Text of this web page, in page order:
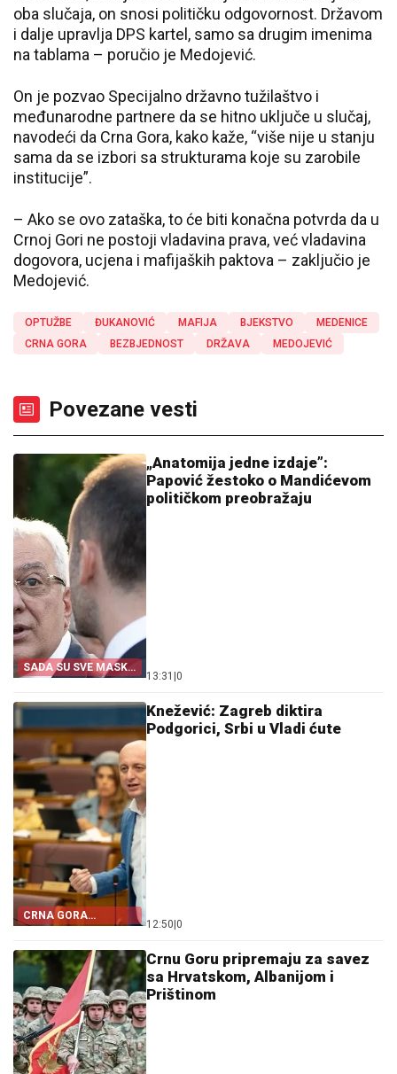
oba slučaja, on snosi političku odgovornost. Državom
i dalje upravlja DPS kartel, samo sa drugim imenima
na tablama – poručio je Medojević.
On je pozvao Specijalno državno tužilaštvo i
međunarodne partnere da se hitno uključe u slučaj,
navodeći da Crna Gora, kako kaže, “više nije u stanju
sama da se izbori sa strukturama koje su zarobile
institucije”.
– Ako se ovo zataška, to će biti konačna potvrda da u
Crnoj Gori ne postoji vladavina prava, već vladavina
dogovora, ucjena i mafijaških paktova – zaključio je
Medojević.
OPTUŽBE ĐUKANOVIĆ MAFIJA BJEKSTVO
MEDENICE
CRNA GORA
BEZBJEDNOST DRŽAVA MEDOJEVIĆ
Povezane vesti
SADA SU SVE MASKE
PALE
„Anatomija jedne izdaje”:
Papović žestoko o Mandićevom
političkom preobražaju
13:31 0
CRNA GORA
POSTALA TALAC
Knežević: Zagreb diktira
Podgorici, Srbi u Vladi ćute
12:50 0
Crnu Goru pripremaju za savez
sa Hrvatskom, Albanijom i
Prištinom